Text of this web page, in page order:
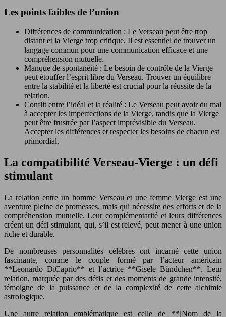
Les points faibles de l’union
Différences de communication : Le Verseau peut être trop
distant et la Vierge trop critique. Il est essentiel de trouver un
langage commun pour une communication efficace et une
compréhension mutuelle.
Manque de spontanéité : Le besoin de contrôle de la Vierge
peut étouffer l’esprit libre du Verseau. Trouver un équilibre
entre la stabilité et la liberté est crucial pour la réussite de la
relation.
Conflit entre l’idéal et la réalité : Le Verseau peut avoir du mal
à accepter les imperfections de la Vierge, tandis que la Vierge
peut être frustrée par l’aspect imprévisible du Verseau.
Accepter les différences et respecter les besoins de chacun est
primordial.
La compatibilité Verseau-Vierge : un défi
stimulant
La relation entre un homme Verseau et une femme Vierge est une
aventure pleine de promesses, mais qui nécessite des efforts et de la
compréhension mutuelle. Leur complémentarité et leurs différences
créent un défi stimulant, qui, s’il est relevé, peut mener à une union
riche et durable.
De nombreuses personnalités célèbres ont incarné cette union
fascinante, comme le couple formé par l’acteur américain
**Leonardo DiCaprio** et l’actrice **Gisele Bündchen**. Leur
relation, marquée par des défis et des moments de grande intensité,
témoigne de la puissance et de la complexité de cette alchimie
astrologique.
Une autre relation emblématique est celle de **[Nom de la